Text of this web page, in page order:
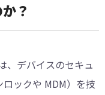
？
、デバイスのセキュ
ックや MDM）を技